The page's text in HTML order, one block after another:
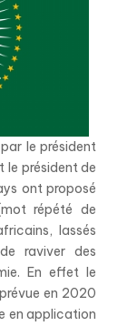
le président
le président de
ont proposé
répété de
lassés
raviver des
En effet le
en 2020
en application